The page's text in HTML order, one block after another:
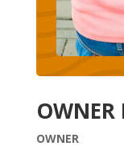
OWNER
OWNER